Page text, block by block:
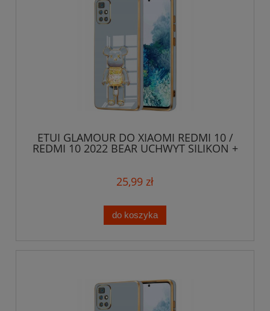
ETUI GLAMOUR DO XIAOMI REDMI 10 /
REDMI 10 2022 BEAR UCHWYT SILIKON +
25,99 zł
do koszyka